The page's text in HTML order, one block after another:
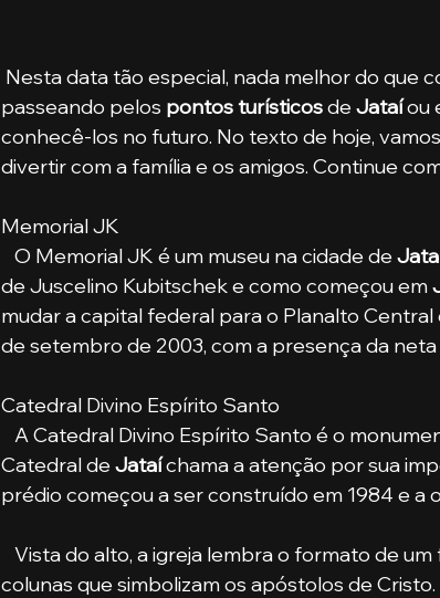
passeando pelos pontos turísticos de Jataí ou
conhecê-los no futuro. No texto de hoje,
divertir com a família e os amigos. Continue
Memorial JK
   O Memorial JK é um museu na cidade de
de Juscelino Kubitschek e como começou em
mudar a capital federal para o Planalto Central
de setembro de 2003, com a presença da
Catedral Divino Espírito Santo
A Catedral Divino Espírito Santo é o
Catedral de Jataí chama a atenção por sua
prédio começou a ser construído em 1984 e a
colunas que simbolizam os apóstolos de